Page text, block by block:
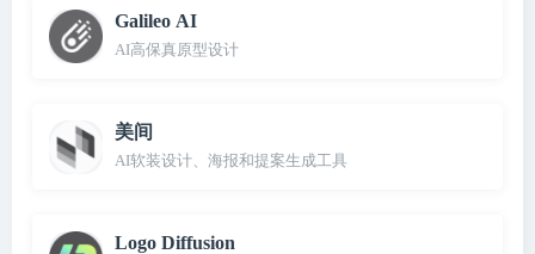
Galileo AI
AI高保真原型设计
美间
AI软装设计、海报和提案生成工具
Logo Diffusion